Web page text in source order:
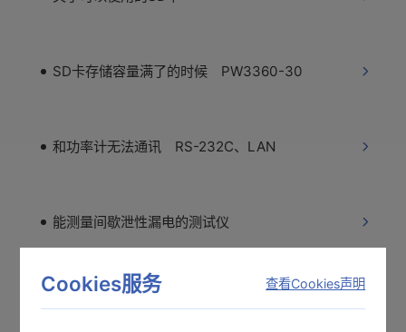
SD卡存储容量满了的时候 PW3360-30
和功率计无法通讯 RS-232C、LAN
能测量间歇泄性漏电的测试仪
CSV数据标题的意思 PW3360-30
Cookies服务 查看Cookies声明